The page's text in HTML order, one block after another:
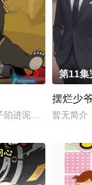
3.0
陷进泥沙，进退不得
第11集
摆烂少爷
暂无简介